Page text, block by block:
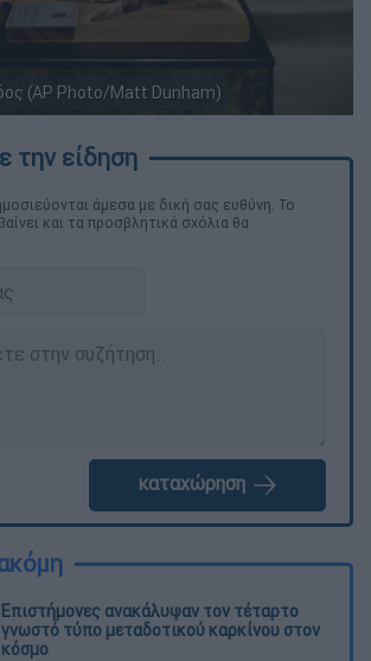
(AP Photo/Matt Dunham)
άμεσα με δική σας ευθύνη. Το
και τα προσβλητικά σχόλια θα
καταχώρηση
Επιστήμονες ανακάλυψαν τον τέταρτο
γνωστό τύπο μεταδοτικού καρκίνου στον
κόσμο